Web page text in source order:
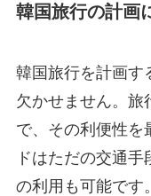
韓国旅行の計画
韓国旅行を計画す
欠かせません。旅
で、その利便性を
ドはただの交通
の利用も可能です